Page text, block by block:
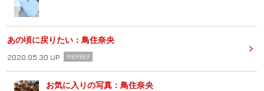
あの頃に戻りたい：鳥住奈央
2020.05.30 UP MEMBER
お気に入りの写真：鳥住奈央